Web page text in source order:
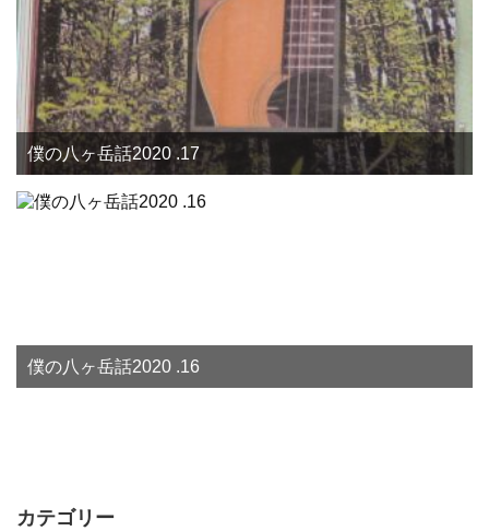
僕の八ヶ岳話2020 .17
僕の八ヶ岳話2020 .16
カテゴリー